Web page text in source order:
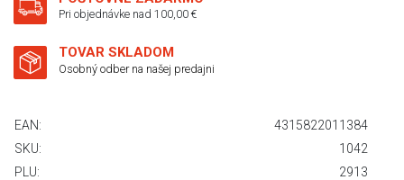
Pri objednávke nad 100,00 €
TOVAR SKLADOM
Osobný odber na našej predajni
EAN:
4315822011384
SKU:
1042
PLU:
2913